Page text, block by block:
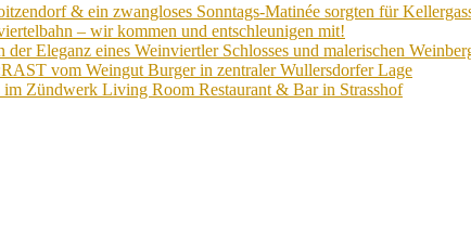
& ein zwangloses Sonntags-Matinée sorgten für
– wir kommen und entschleunigen mit!
Eleganz eines Weinviertler Schlosses und malerischen
vom Weingut Burger in zentraler Wullersdorfer Lage
im Zündwerk Living Room Restaurant & Bar in Strasshof